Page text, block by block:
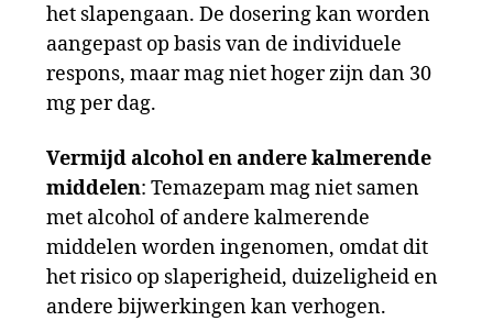
het slapengaan. De dosering kan worden
aangepast op basis van de individuele
respons, maar mag niet hoger zijn dan 30
mg per dag.
Vermijd alcohol en andere kalmerende
middelen: Temazepam mag niet samen
met alcohol of andere kalmerende
middelen worden ingenomen, omdat dit
het risico op slaperigheid, duizeligheid en
andere bijwerkingen kan verhogen.